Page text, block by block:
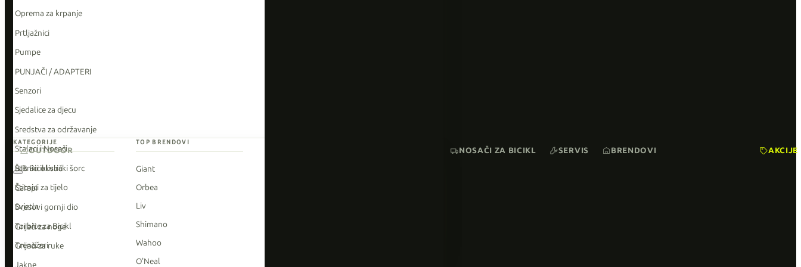
Oprema za krpanje
Prtljažnici
Pumpe
PUNJAČI / ADAPTERI
Senzori
Sjedalice za djecu
Sredstva za održavanje
Stalaci i Nosači
Štitnici okvira
Štitnici za tijelo
Svjetla
Torbice za Bicikl
Trenažeri
KATEGORIJE
BIB Biciklistički šorc
Čarapi
Dresovi gornji dio
Grijači za noge
Grijači za ruke
TOP BRENDOVI
Giant
Orbea
Liv
Shimano
Wahoo
O'Neal
OUTDOOR NOSAČI ZA BICIKL SERVIS BRENDOVI AKCIJE